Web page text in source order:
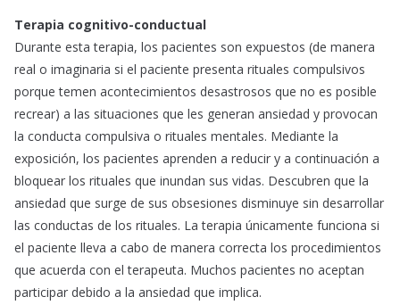
Terapia cognitivo-conductual
Durante esta terapia, los pacientes son expuestos (de manera
real o imaginaria si el paciente presenta rituales compulsivos
porque temen acontecimientos desastrosos que no es posible
recrear) a las situaciones que les generan ansiedad y provocan
la conducta compulsiva o rituales mentales. Mediante la
exposición, los pacientes aprenden a reducir y a continuación a
bloquear los rituales que inundan sus vidas. Descubren que la
ansiedad que surge de sus obsesiones disminuye sin desarrollar
las conductas de los rituales. La terapia únicamente funciona si
el paciente lleva a cabo de manera correcta los procedimientos
que acuerda con el terapeuta. Muchos pacientes no aceptan
participar debido a la ansiedad que implica.